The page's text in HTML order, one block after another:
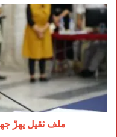
ملف
ثقيل
يهزّ
جهة
الرباط
–
سلا
–
القنيطرة
ملف ثقيل يهزّ